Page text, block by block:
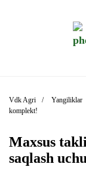
Vdk Agri Yangiliklar
komplekt!
Maxsus
saqlash